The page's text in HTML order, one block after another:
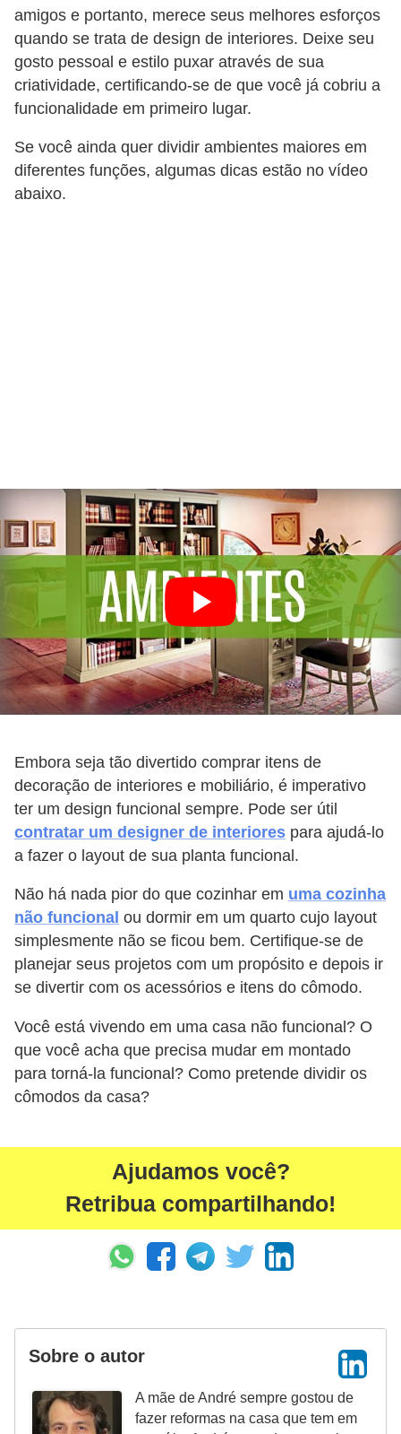
amigos e portanto, merece seus melhores esforços
quando se trata de design de interiores. Deixe seu
gosto pessoal e estilo puxar através de sua
criatividade, certificando-se de que você já cobriu a
funcionalidade em primeiro lugar.
Se você ainda quer dividir ambientes maiores em
diferentes funções, algumas dicas estão no vídeo
abaixo.
Embora seja tão divertido comprar itens de
decoração de interiores e mobiliário, é imperativo
ter um design funcional sempre. Pode ser útil
contratar um designer de interiores para ajudá-lo
a fazer o layout de sua planta funcional.
Não há nada pior do que cozinhar em uma cozinha
não funcional ou dormir em um quarto cujo layout
simplesmente não se ficou bem. Certifique-se de
planejar seus projetos com um propósito e depois ir
se divertir com os acessórios e itens do cômodo.
Você está vivendo em uma casa não funcional? O
que você acha que precisa mudar em montado
para torná-la funcional? Como pretende dividir os
cômodos da casa?
Ajudamos você?
Retribua compartilhando!
Sobre o autor
A mãe de André sempre gostou de
fazer reformas na casa que tem em